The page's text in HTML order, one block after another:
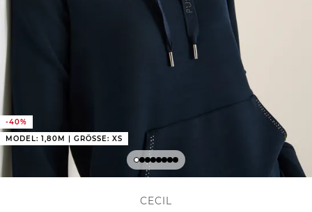
-40%
MODEL: 1,80M | GRÖSSE: XS
CECIL